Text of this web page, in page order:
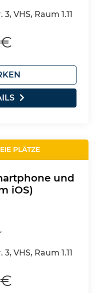
VHS, Raum 1.11
PLÄTZE
und
iOS)
VHS, Raum 1.11